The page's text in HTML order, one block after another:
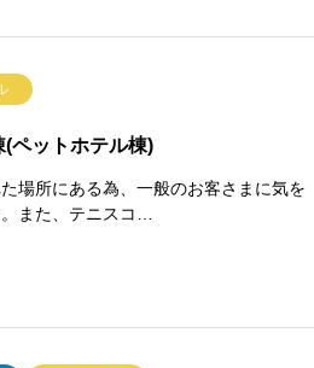
ペットホテル棟)
場所にある為、一般のお客さまに気を
また、テニスコ…